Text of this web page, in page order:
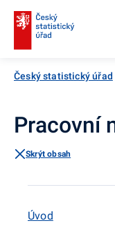
Český statistický úřad
Pracovní
Skrýt obsah
Úvod